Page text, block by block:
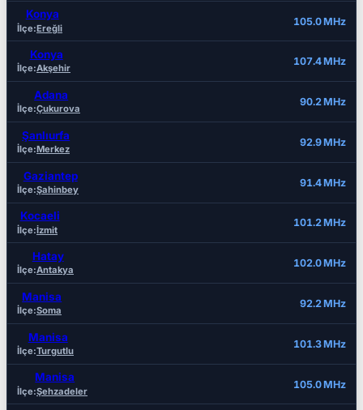
Konya
İlçe:Ereğli
105.0 MHz
Konya
İlçe:Akşehir
107.4 MHz
Adana
İlçe:Çukurova
90.2 MHz
Şanlıurfa
İlçe:Merkez
92.9 MHz
Gaziantep
İlçe:Şahinbey
91.4 MHz
Kocaeli
İlçe:İzmit
101.2 MHz
Hatay
İlçe:Antakya
102.0 MHz
Manisa
İlçe:Soma
92.2 MHz
Manisa
İlçe:Turgutlu
101.3 MHz
Manisa
İlçe:Şehzadeler
105.0 MHz